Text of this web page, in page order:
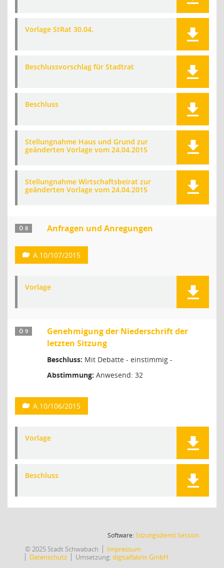
Vorlage StRat 30.04.
Beschlussvorschlag für Stadtrat
Beschluss
Stellungnahme Haus und Grund zur
geänderten Vorlage vom 24.04.2015
Stellungnahme Wirtschaftsbeirat zur
geänderten Vorlage vom 24.04.2015
Ö 8 Anfragen und Anregungen
A.10/107/2015
Vorlage
Ö 9
Genehmigung der Niederschrift der
letzten Sitzung
Beschluss: Mit Debatte - einstimmig -
Abstimmung: Anwesend: 32
A.10/106/2015
Vorlage
Beschluss
Software:SitzungsdienstSession(Wird in
© 2025 Stadt Schwabach
Impressum
Datenschutz
Umsetzung:digitalfabrix GmbH